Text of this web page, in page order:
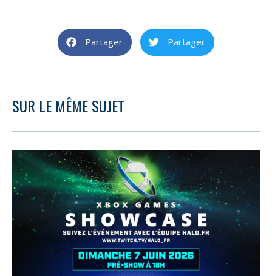
Partager Partager
SUR LE MÊME SUJET